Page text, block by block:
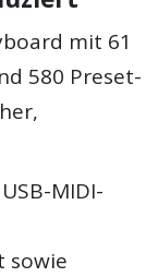
mit 61
580 Preset-
MIDI-
sowie